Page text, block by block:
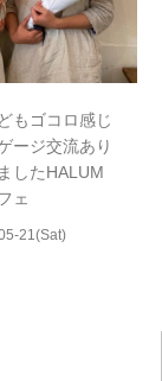
ゴコロ感じ
ージ交流あり
したHALUM
ェ
21(Sat)